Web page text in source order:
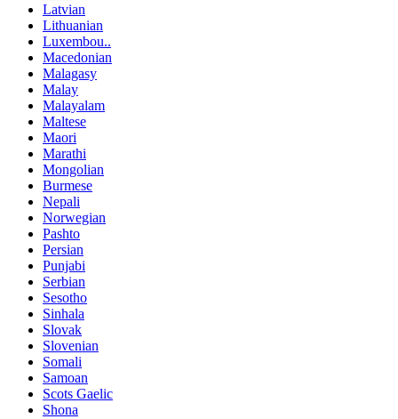
Latvian
Lithuanian
Luxembou..
Macedonian
Malagasy
Malay
Malayalam
Maltese
Maori
Marathi
Mongolian
Burmese
Nepali
Norwegian
Pashto
Persian
Punjabi
Serbian
Sesotho
Sinhala
Slovak
Slovenian
Somali
Samoan
Scots Gaelic
Shona